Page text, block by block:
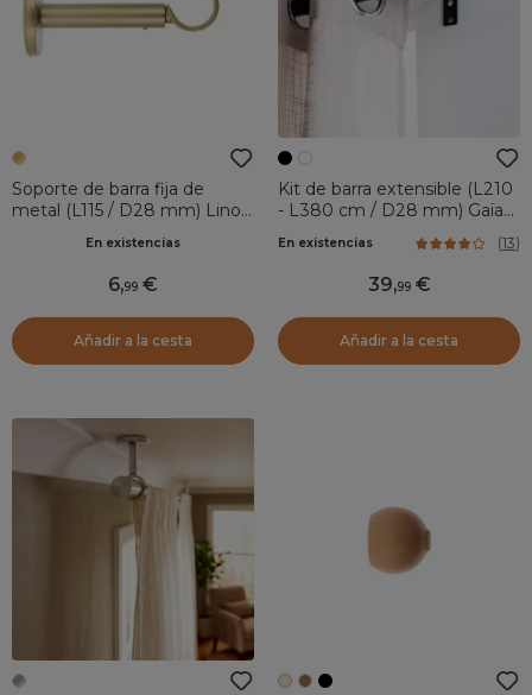
Soporte de barra fija de
metal (L115 / D28 mm) Lino
En existencias
6,99
Añadir a la cesta
Kit de barra extensible (L210
- L380 cm / D28 mm) Gaïa
En existencias (13)
39,99
Añadir a la cesta